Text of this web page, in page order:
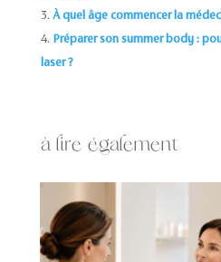
À quel âge commencer la
Préparer son summer body :
laser ?
à lire également